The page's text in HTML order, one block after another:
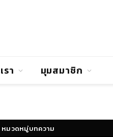
รา มุมสมาชิก
หมวดหมู่บทความ